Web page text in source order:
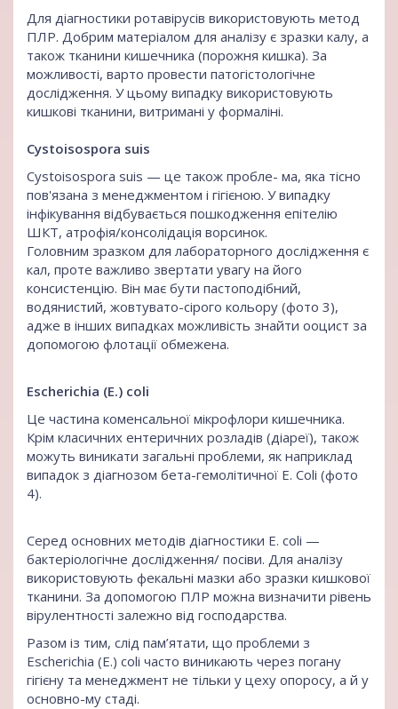
Для діагностики ротавірусів використовують метод
ПЛР. Добрим матеріалом для аналізу є зразки калу, а
також тканини кишечника (порожня кишка). За
можливості, варто провести патогістологічне
дослідження. У цьому випадку використовують
кишкові тканини, витримані у формаліні.
Cystoisospora suis
Cystoisospora suis — це також пробле- ма, яка тісно
пов'язана з менеджментом і гігієною. У випадку
інфікування відбувається пошкодження епітелію
ШКТ, атрофія/консолідація ворсинок.
Головним зразком для лабораторного дослідження є
кал, проте важливо звертати увагу на його
консистенцію. Він має бути пастоподібний,
водянистий, жовтувато-сірого кольору (фото 3),
адже в інших випадках можливість знайти ооцист за
допомогою флотації обмежена.
Escherichia (E.) coli
Це частина коменсальної мікрофлори кишечника.
Крім класичних ентеричних розладів (діареї), також
можуть виникати загальні проблеми, як наприклад
випадок з діагнозом бета-гемолітичної E. Coli (фото
4).
Серед основних методів діагностики E. coli —
бактеріологічне дослідження/ посіви. Для аналізу
використовують фекальні мазки або зразки кишкової
тканини. За допомогою ПЛР можна визначити рівень
вірулентності залежно від господарства.
Разом із тим, слід пам’ятати, що проблеми з
Escherichia (E.) coli часто виникають через погану
гігієну та менеджмент не тільки у цеху опоросу, а й у
основно-му стаді.